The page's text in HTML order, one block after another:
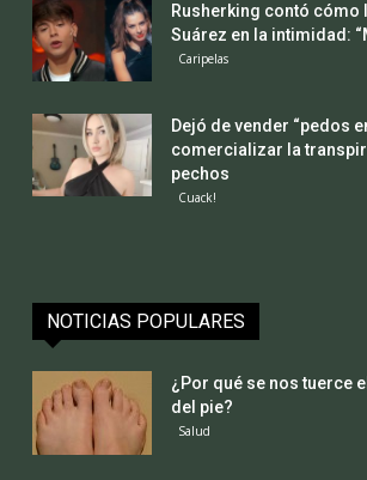
Rusherking contó cómo
Suárez en la intimidad:
Caripelas
Dejó de vender “pedos
comercializar la
pechos
Cuack!
NOTICIAS POPULARES
¿Por qué se nos tuerce
del pie?
Salud